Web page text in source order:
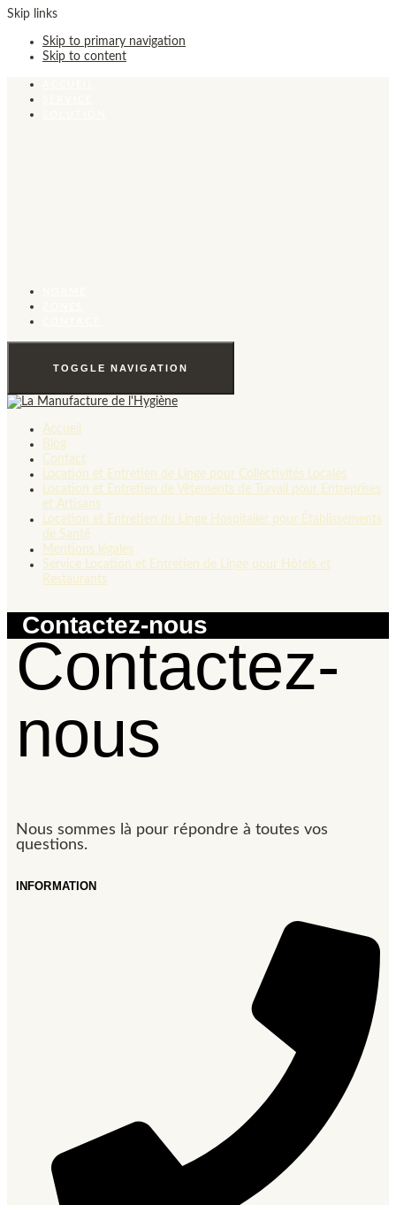
Skip links
Skip to primary navigation
Skip to content
TOGGLE NAVIGATION
Accueil
Blog
Contact
Location et Entretien de Linge pour Collectivités Locales
Location et Entretien de Vêtements de Travail pour Entreprises
et Artisans
Location et Entretien du Linge Hospitalier pour Établissements
de Santé
Mentions légales
Service Location et Entretien de Linge pour Hôtels et
Restaurants
Contactez-nous
Contactez-
nous
Nous sommes là pour répondre à toutes vos
questions.
INFORMATION